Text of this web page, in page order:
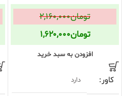
تومان۲,۱۶۰,۰۰۰
تومان۱,۶۲۰,۰۰۰
افزودن به سبد خرید
کاور دارد